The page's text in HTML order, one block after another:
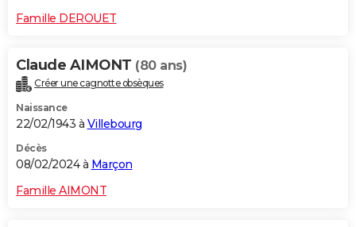
FORUM
Bricolage
Lifestyle
Culture
Sport
Auto
Television
Voyage
Cinema
Famille DEROUET
Claude AIMONT (80 ans)
Créer une cagnotte obsèques
Naissance
22/02/1943 à Villebourg
Décès
08/02/2024 à Marçon
Famille AIMONT